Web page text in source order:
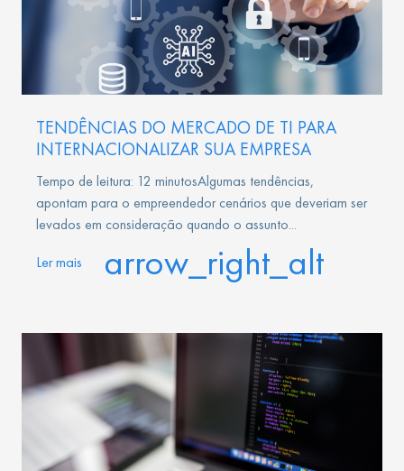
TENDÊNCIAS DO MERCADO DE TI PARA
INTERNACIONALIZAR SUA EMPRESA
Tempo de leitura: 12 minutosAlgumas tendências,
apontam para o empreendedor cenários que deveriam ser
levados em consideração quando o assunto...
Ler mais arrow_right_alt